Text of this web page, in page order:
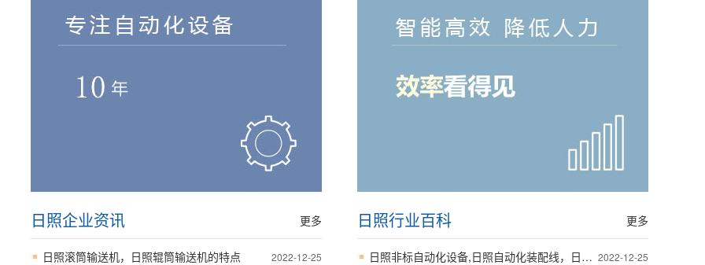
更多
日照企业资讯
2022-12-25
日照滚筒输送机，日照辊筒输送机的特点
更多
日照行业百科
2022-12-25
日照非标自动化设备,日照自动化装配线，日照自动化流水线选购诀窍